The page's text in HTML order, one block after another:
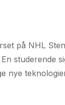
på NHL
studerende
nye